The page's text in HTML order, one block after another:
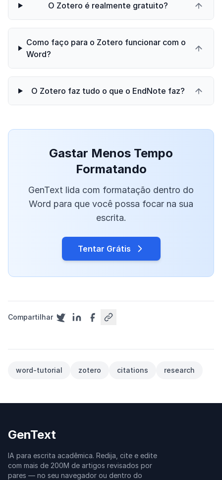
O Zotero é realmente gratuito?
Como faço para o Zotero funcionar com o
Word?
O Zotero faz tudo o que o EndNote faz?
Gastar Menos Tempo
Formatando
GenText lida com formatação dentro do
Word para que você possa focar na sua
escrita.
Tentar Grátis
Compartilhar
word-tutorial zotero citations research
GenText
IA para escrita acadêmica. Redija, cite e edite
com mais de 200M de artigos revisados por
pares — no seu navegador ou dentro do